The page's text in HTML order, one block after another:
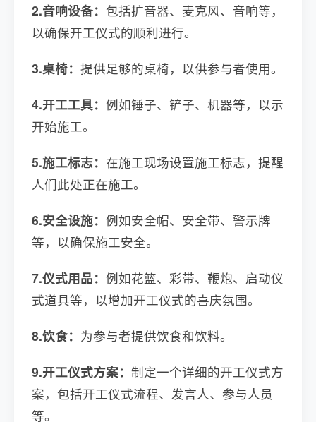
2.音响设备： 包括扩音器、麦克风、音响等，
以确保开工仪式的顺利进行。
3.桌椅： 提供足够的桌椅，以供参与者使用。
4.开工工具： 例如锤子、铲子、机器等，以示
开始施工。
5.施工标志： 在施工现场设置施工标志，提醒
人们此处正在施工。
6.安全设施： 例如安全帽、安全带、警示牌
等，以确保施工安全。
7.仪式用品： 例如花篮、彩带、鞭炮、启动仪
式道具等，以增加开工仪式的喜庆氛围。
8.饮食： 为参与者提供饮食和饮料。
9.开工仪式方案： 制定一个详细的开工仪式方
案，包括开工仪式流程、发言人、参与人员
等。